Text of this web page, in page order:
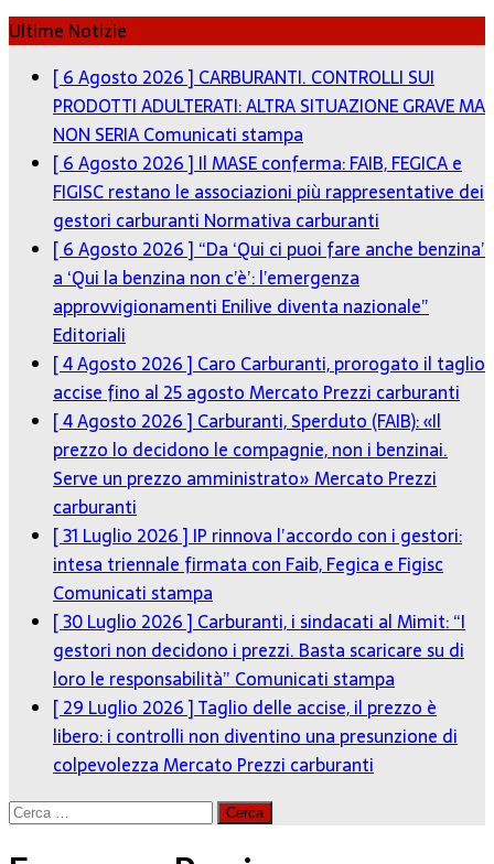
Ultime Notizie
[ 6 Agosto 2026 ] CARBURANTI. CONTROLLI SUI
PRODOTTI ADULTERATI: ALTRA SITUAZIONE GRAVE MA
NON SERIAComunicati stampa
[ 6 Agosto 2026 ] Il MASE conferma: FAIB, FEGICA e
FIGISC restano le associazioni più rappresentative dei
gestori carburanti Normativa carburanti
[ 6 Agosto 2026 ] “Da ‘Qui ci puoi fare anche benzina’
a ‘Qui la benzina non c’è’: l’emergenza
approvvigionamenti Enilive diventa nazionale”
Editoriali
[ 4 Agosto 2026 ] Caro Carburanti, prorogato il taglio
accise fino al 25 agostoMercato Prezzi carburanti
[ 4 Agosto 2026 ] Carburanti, Sperduto (FAIB): «Il
prezzo lo decidono le compagnie, non i benzinai.
Serve un prezzo amministrato»Mercato Prezzi
carburanti
[ 31 Luglio 2026 ] IP rinnova l’accordo con i gestori:
intesa triennale firmata con Faib, Fegica e Figisc
Comunicati stampa
[ 30 Luglio 2026 ] Carburanti, i sindacati al Mimit: “I
gestori non decidono i prezzi. Basta scaricare su di
loro le responsabilità” Comunicati stampa
[ 29 Luglio 2026 ]Taglio delle accise, il prezzo è
libero: i controlli non diventino una presunzione di
colpevolezzaMercato Prezzi carburanti
Ricerca